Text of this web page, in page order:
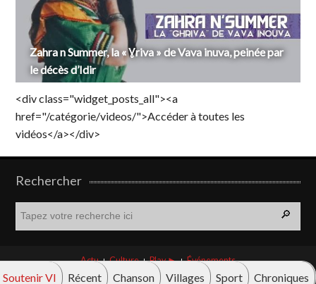
Zahra n Summer, la « Ɣriva » de Vava inuva, peinée par
le décès d’Idir
<div class="widget_posts_all"><a
href="/catégorie/videos/">Accéder à toutes les
vidéos</a></div>
Soutenir VI Récent Chanson Villages Sport Chroniques
Rechercher
r
Actu Culture Play ► Événements
© Vava innova 2026. Tous droits réservés.